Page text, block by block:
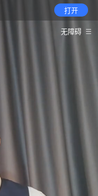
打开
无障碍